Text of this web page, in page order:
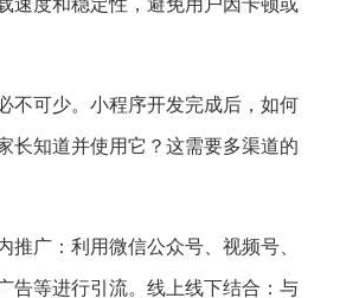
速度和稳定性，避免用户因卡顿或
不可少。小程序开发完成后，如何
长知道并使用它？这需要多渠道的
推广：利用微信公众号、视频号、
告等进行引流。线上线下结合：与